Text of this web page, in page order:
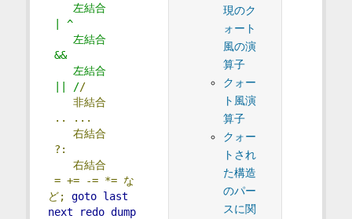
現のク
ォート
風の演
算子
クォー
ト風演
算子
クォー
トされ
た構造
のパー
スに関
左結合
| ^
左結合
&&
左結合
|| //
非結合
..
...
右結合
?:
右結合
= += -= *= な
ど;
goto last
next
redo dump